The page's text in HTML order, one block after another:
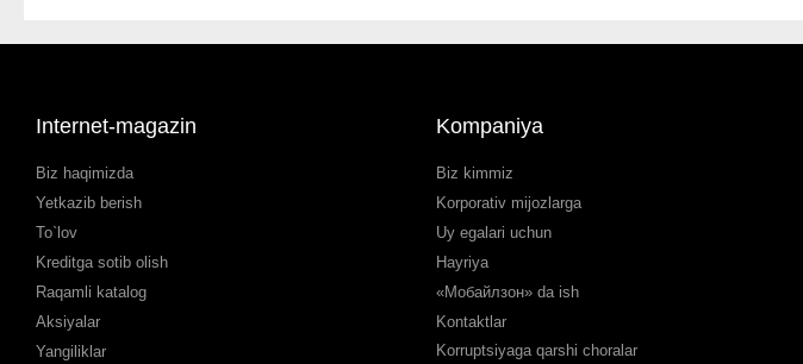
Internet-magazin
Biz haqimizda
Yetkazib berish
To`lov
Kreditga sotib olish
Raqamli katalog
Aksiyalar
Yangiliklar
Kompaniya
Biz kimmiz
Korporativ mijozlarga
Uy egalari uchun
Hayriya
«Мобайлзон» da ish
Kontaktlar
Korruptsiyaga qarshi choralar